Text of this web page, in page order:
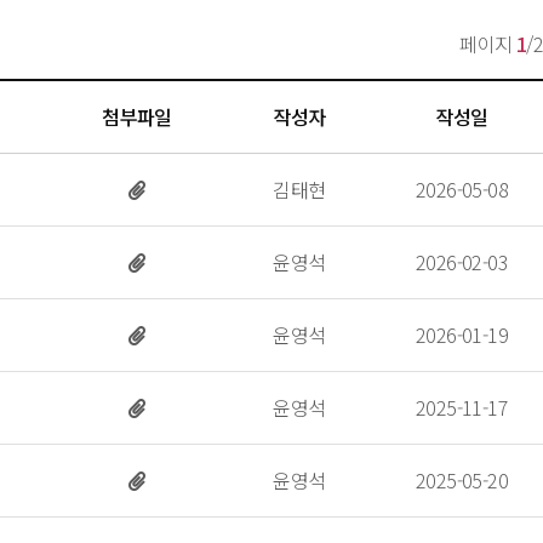
페이지 1/2
첨부파일 작성자 작성일
김태현 2026-05-08
윤영석 2026-02-03
윤영석 2026-01-19
윤영석 2025-11-17
윤영석 2025-05-20